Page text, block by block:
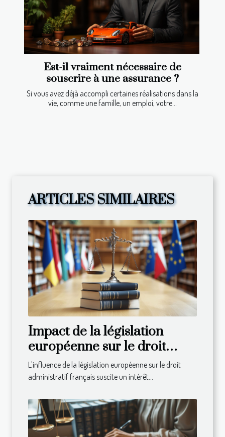
Est-il vraiment nécessaire de
souscrire à une assurance ?
Si vous avez déjà accompli certaines réalisations dans la
vie, comme une famille, un emploi, votre...
ARTICLES SIMILAIRES
Impact de la législation
européenne sur le droit
administratif français
L'influence de la législation européenne sur le droit
administratif français suscite un intérêt...